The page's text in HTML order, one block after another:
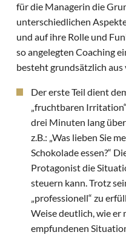
für die Managerin die
unterschiedlichen
und auf ihre Rolle und
so angelegten Coaching
besteht grundsätzlich aus
Der erste Teil dient
„fruchtbaren
drei Minuten lang
z.B.: „Was lieben Sie
Schokolade essen?“
Protagonist die
steuern kann. Trotz
„professionell“ zu
Weise deutlich, wie er
empfundenen